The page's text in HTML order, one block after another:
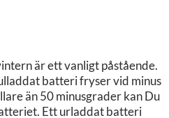
är ett vanligt påstående.
batteri fryser vid minus
än 50 minusgrader kan Du
Ett urladdat batteri